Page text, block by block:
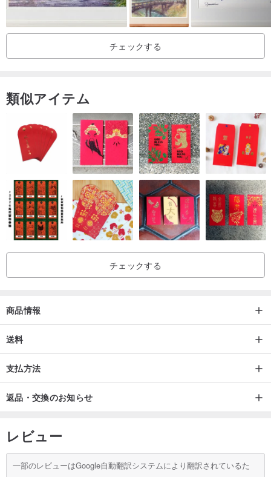
チェックする
類似アイテム
チェックする
商品情報
送料
支払方法
返品・交換のお知らせ
レビュー
一部のレビューはGoogle自動翻訳システムにより翻訳されているた